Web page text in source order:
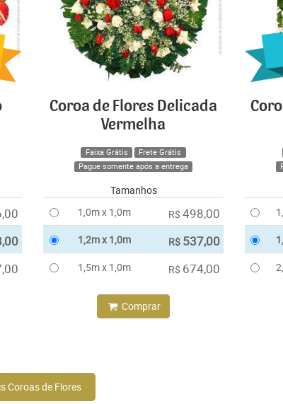
Coroa de Flores Delicada
Vermelha
Faixa Grátis
Frete Grátis
Pague somente após a entrega
Tamanhos
1,0m x 1,0m
R$ 498,00
1,2m x 1,0m R$ 537,00
1,5m x 1,0m R$ 674,00
Comprar
Coroas de Flores